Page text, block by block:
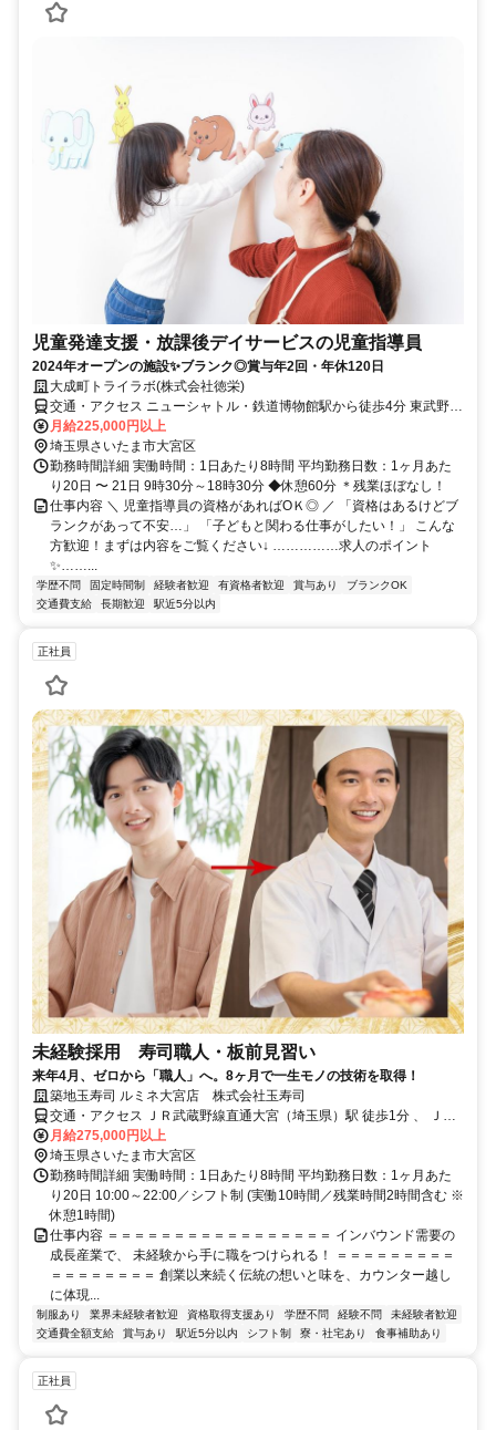
児童発達支援・放課後デイサービスの児童指導員
2024年オープンの施設✨ブランク◎賞与年2回・年休120日
大成町トライラボ(株式会社徳栄)
交通・アクセス ニューシャトル・鉄道博物館駅から徒歩4分 東武野田
線・北大宮駅から徒歩15分
月給225,000円以上
埼玉県さいたま市大宮区
勤務時間詳細 実働時間：1日あたり8時間 平均勤務日数：1ヶ月あた
り20日 〜 21日 9時30分～18時30分 ◆休憩60分 ＊残業ほぼなし！
仕事内容 ＼ 児童指導員の資格があればOＫ◎ ／ 「資格はあるけどブ
ランクがあって不安…」 「子どもと関わる仕事がしたい！」 こんな
方歓迎！まずは内容をご覧ください↓ ……………求人のポイント
✨……...
学歴不問 固定時間制 経験者歓迎 有資格者歓迎 賞与あり
ブランクOK
交通費支給
長期歓迎 駅近5分以内
正社員
未経験採用 寿司職人・板前見習い
来年4月、ゼロから「職人」へ。8ヶ月で一生モノの技術を取得！
築地玉寿司 ルミネ大宮店 株式会社玉寿司
交通・アクセス ＪＲ武蔵野線直通大宮（埼玉県）駅 徒歩1分 、 ＪＲ
宇都宮線〔東北本線〕・ＪＲ上野東京ライン大宮（埼玉県）駅 徒歩1
分 、 ＪＲ上越新幹線大宮（埼玉県）駅 徒歩1分
月給275,000円以上
埼玉県さいたま市大宮区
勤務時間詳細 実働時間：1日あたり8時間 平均勤務日数：1ヶ月あた
り20日 10:00～22:00／シフト制 (実働10時間／残業時間2時間含む ※
休憩1時間)
仕事内容 ＝＝＝＝＝＝＝＝＝＝＝＝＝＝＝＝＝ インバウンド需要の
成長産業で、 未経験から手に職をつけられる！ ＝＝＝＝＝＝＝＝＝
＝＝＝＝＝＝＝＝ 創業以来続く伝統の想いと味を、カウンター越し
に体現...
制服あり 業界未経験者歓迎 資格取得支援あり 学歴不問 経験不問
未経験者歓迎
交通費全額支給
賞与あり 駅近5分以内 シフト制 寮・社宅あり 食事補助あり
正社員